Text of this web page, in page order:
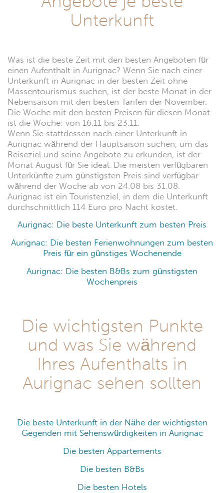
Unterkunft
Was ist die beste Zeit mit den besten Angeboten für
einen Aufenthalt in Aurignac? Wenn Sie nach einer
Unterkunft in Aurignac in der besten Zeit ohne
Massentourismus suchen, ist der beste Monat in der
Nebensaison mit den besten Tarifen der November.
Die Woche mit den besten Preisen für diesen Monat
ist die Woche: von 16.11 bis 23.11.
Wenn Sie stattdessen nach einer Unterkunft in
Aurignac während der Hauptsaison suchen, um das
Reiseziel und seine Angebote zu erkunden, ist der
Monat August für Sie ideal. Die meisten verfügbaren
Unterkünfte zum günstigsten Preis sind verfügbar
während der Woche ab von 24.08 bis 31.08.
Aurignac ist ein Touristenziel, in dem die Unterkunft
durchschnittlich 114 Euro pro Nacht kostet.
Aurignac: Die beste Unterkunft zum besten Preis
Aurignac: Die besten Ferienwohnungen zum besten
Preis für ein günstiges Wochenende
Aurignac: Die besten B&Bs zum günstigsten
Wochenpreis
Die wichtigsten Punkte
und was Sie während
Ihres Aufenthalts in
Aurignac sehen sollten
Die beste Unterkunft in der Nähe der wichtigsten
Gegenden mit Sehenswürdigkeiten in Aurignac
Die besten Appartements
Die besten B&Bs
Die besten Hotels